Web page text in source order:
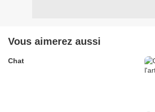
Vous aimerez aussi
Chat